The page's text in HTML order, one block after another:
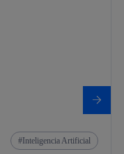
Inteligencia Artificial